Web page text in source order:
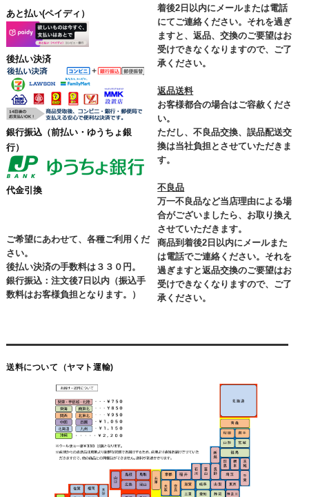
あと払い(ペイディ）
後払い決済
銀行振込（前払い・ゆうちょ銀
行）
代金引換
ご希望にあわせて、各種ご利用くだ
さい。
後払い決済の手数料は３３０円。
銀行振込：注文後7日以内（振込手
数料はお客様負担となります。）
着後2日以内にメールまたは電話
にてご連絡ください。それを過ぎ
ますと、返品、交換のご要望はお
受けできなくなりますので、ご了
承ください。
返品送料
お客様都合の場合はご容赦くださ
い。
ただし、不良品交換、誤品配送交
換は当社負担とさせていただきま
す。
不良品
万一不良品など当店理由による場
合がございましたら、お取り換え
させていただきます。
商品到着後2日以内にメールまた
は電話でご連絡ください。それを
過ぎますと返品交換のご要望はお
受けできなくなりますので、ご了
承ください。
送料について（ヤマト運輸)